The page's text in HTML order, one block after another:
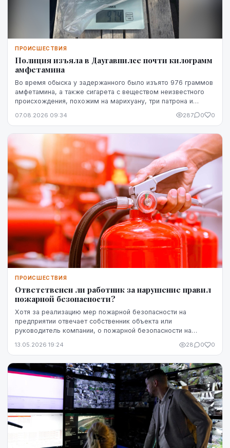
ПРОИСШЕСТВИЯ
Полиция изъяла в Даугавпилсе почти килограмм
амфетамина
Во время обыска у задержанного было изъято 976 граммов
амфетамина, а также сигарета с веществом неизвестного
происхождения, похожим на марихуану, три патрона и
07.08.2026 09:34 287 0 0
ПРОИСШЕСТВИЯ
Ответственен ли работник за нарушение правил
пожарной безопасности?
Хотя за реализацию мер пожарной безопасности на
предприятии отвечает собственник объекта или
руководитель компании, о пожарной безопасности на
работников ...
13.05.2026 19:24 28 0 0